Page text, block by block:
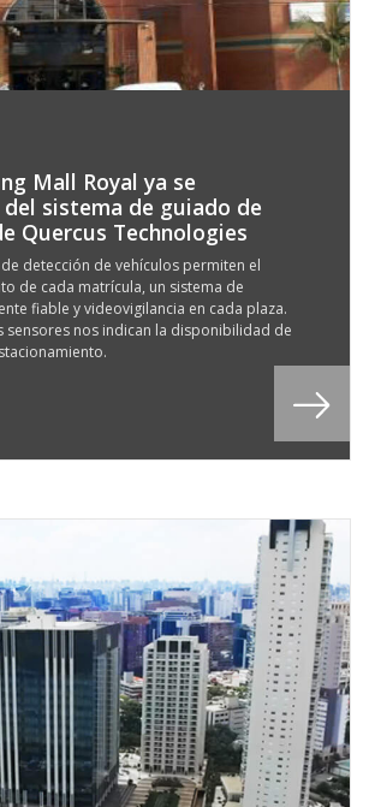
Mall Royal ya se
sistema de guiado de
Quercus Technologies
detección de vehículos permiten el
de cada matrícula, un sistema de
fiable y videovigilancia en cada plaza.
sensores nos indican la disponibilidad de